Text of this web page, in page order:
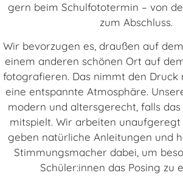
gern beim Schulfototermin – von
zum Abschluss.
Wir bevorzugen es, draußen auf
einem anderen schönen Ort auf
fotografieren. Das nimmt den
eine entspannte Atmosphäre.
modern und altersgerecht, falls
mitspielt. Wir arbeiten
geben natürliche Anleitungen und
Stimmungsmacher dabei, um
Schüler:innen das Posing zu